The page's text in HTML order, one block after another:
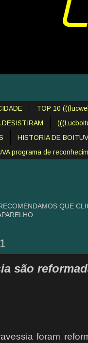
TOP 10
DESISTIRAM
HISTORIA DE
programa de
QUE
são
foram